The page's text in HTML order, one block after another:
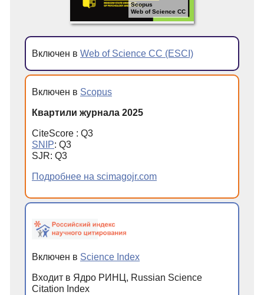
Scopus
Web of Science CC
Включен в Web of Science CC (ESCI)
Включен в Scopus
Квартили журнала 2025
CiteScore : Q3
SNIP: Q3
SJR: Q3
Подробнее на scimagojr.com
Включен в Science Index
Входит в Ядро РИНЦ, Russian Science
Citation Index